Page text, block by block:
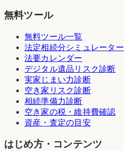
無料ツール
無料ツール一覧
法定相続分シミュレーター
法要カレンダー
デジタル遺品リスク診断
実家じまい力診断
空き家リスク診断
相続準備力診断
空き家の税・維持費確認
資産・査定の目安
はじめ方・コンテンツ